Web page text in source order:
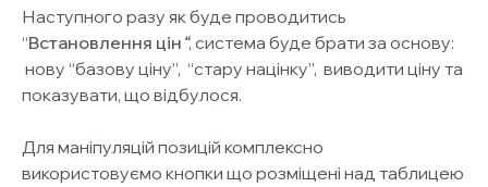
Наступного разу як буде проводитись
“Встановлення цін “, система буде брати за основу:
нову “базову ціну”, “стару націнку”, виводити ціну та
показувати, що відбулося.
Для маніпуляцій позицій комплексно
використовуємо кнопки що розміщені над таблицею